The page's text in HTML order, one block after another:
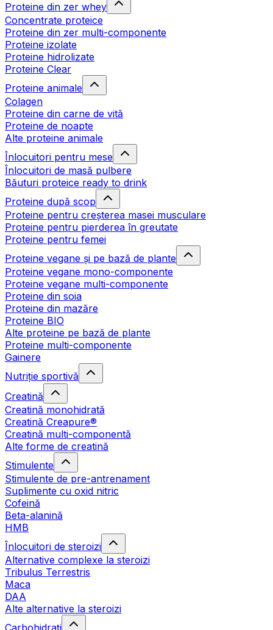
Proteine din zer whey
Concentrate proteice
Proteine din zer multi-componente
Proteine izolate
Proteine hidrolizate
Proteine Clear
Proteine animale
Colagen
Proteine din carne de vită
Proteine de noapte
Alte proteine animale
Înlocuitori pentru mese
Înlocuitori de masă pulbere
Băuturi proteice ready to drink
Proteine după scop
Proteine pentru creșterea masei musculare
Proteine pentru pierderea în greutate
Proteine pentru femei
Proteine vegane și pe bază de plante
Proteine vegane mono-componente
Proteine vegane multi-componente
Proteine din soia
Proteine din mazăre
Proteine BIO
Alte proteine pe bază de plante
Proteine multi-componente
Gainere
Nutriție sportivă
Creatină
Creatină monohidrată
Creatină Creapure®
Creatină multi-componentă
Alte forme de creatină
Stimulente
Stimulente de pre-antrenament
Suplimente cu oxid nitric
Cofeină
Beta-alanină
HMB
Înlocuitori de steroizi
Alternative complexe la steroizi
Tribulus Terrestris
Maca
DAA
Alte alternative la steroizi